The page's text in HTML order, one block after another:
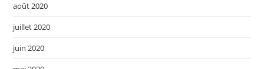
août 2020
juillet 2020
juin 2020